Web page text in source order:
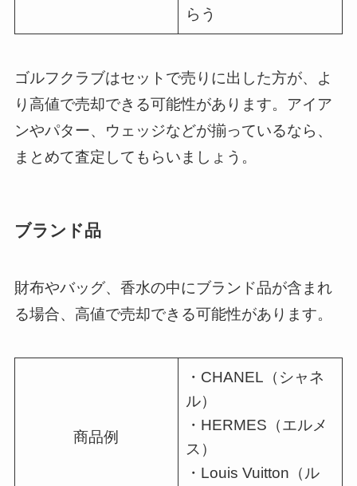
らう
ゴルフクラブはセットで売りに出した方が、よ
り高値で売却できる可能性があります。アイア
ンやパター、ウェッジなどが揃っているなら、
まとめて査定してもらいましょう。
ブランド品
財布やバッグ、香水の中にブランド品が含まれ
る場合、高値で売却できる可能性があります。
商品例
・CHANEL（シャネ
ル）
・HERMES（エルメ
ス）
・Louis Vuitton（ル